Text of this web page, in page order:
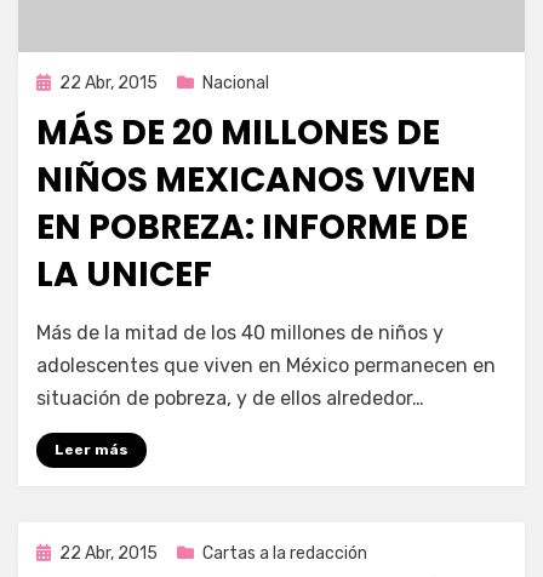
Publicada
22 Abr, 2015 Nacional
MÁS DE 20 MILLONES DE
NIÑOS MEXICANOS VIVEN
EN POBREZA: INFORME DE
LA UNICEF
por Enrique
Más de la mitad de los 40 millones de niños y
adolescentes que viven en México permanecen en
situación de pobreza, y de ellos alrededor…
Leer más
Publicada
22 Abr, 2015 Cartas a la redacción